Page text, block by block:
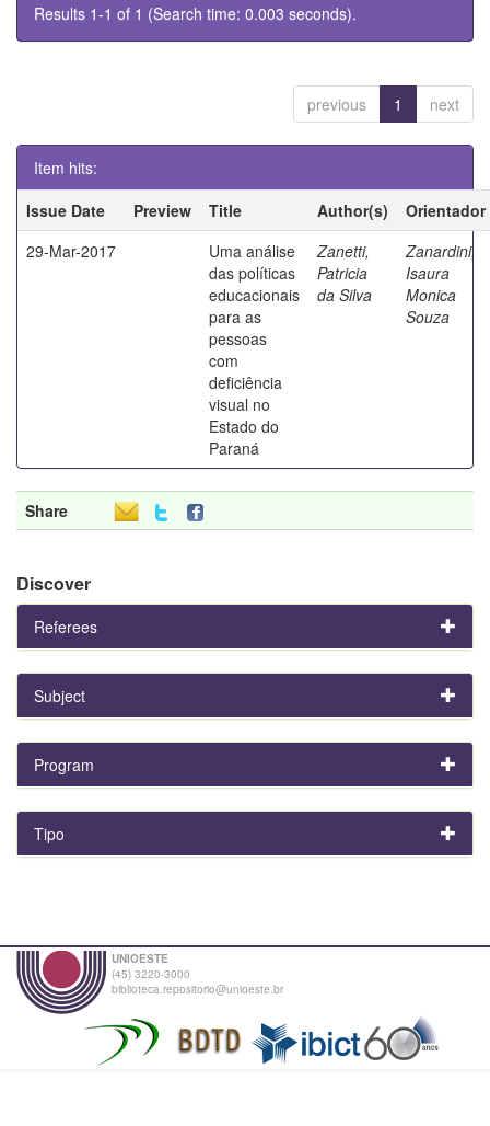
Results 1-1 of 1 (Search time: 0.003 seconds).
previous 1 next
Item hits:
Issue Date
Preview Title Author(s)
Orientador
29-Mar-2017
Uma análise
das políticas
educacionais
para as
pessoas
com
deficiência
visual no
Estado do
Paraná
Zanetti,
Patricia
da Silva
Zanardini,
Isaura
Monica
Souza
Share
Discover
Referees
Subject
Program
Tipo
UNIOESTE
(45) 3220-3000
biblioteca.repositorio@unioeste.br